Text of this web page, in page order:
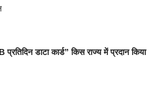
डाटा कार्ड” किस राज्य में प्रदान किया